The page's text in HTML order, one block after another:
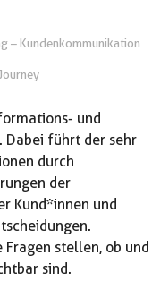
– Kundenkommunikation
und
Dabei führt der sehr
durch
der
Kund*innen und
Fragen stellen, ob und
sind.